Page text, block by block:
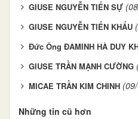
GIUSE NGUYỄN TIẾN SỰ
GIUSE NGUYỄN TIẾN KHẨU
Đức Ông ĐAMINH HÀ DUY
GIUSE TRẦN MẠNH CƯỜNG
MICAE TRẦN KIM CHINH
Những tin cũ hơn